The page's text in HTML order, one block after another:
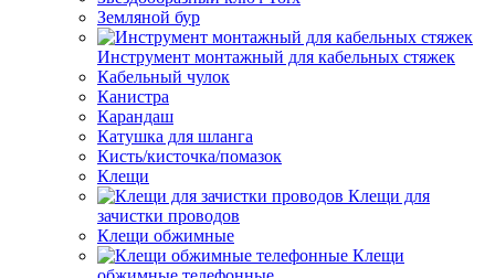
Земляной бур
Инструмент монтажный для кабельных стяжек
Кабельный чулок
Канистра
Карандаш
Катушка для шланга
Кисть/кисточка/помазок
Клещи
Клещи для
зачистки проводов
Клещи обжимные
Клещи